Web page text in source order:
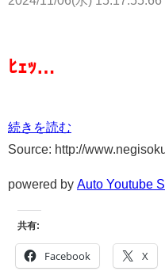
ﾋｪｯ…
続きを読む
Source: http://
powered by Auto Youtube
共有:
Facebook X